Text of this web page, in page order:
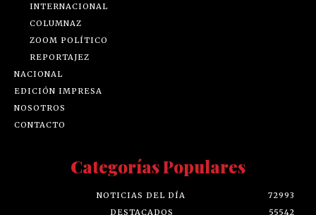
INTERNACIONAL
COLUMNAZ
ZOOM POLÍTICO
REPORTAJEZ
NACIONAL
EDICIÓN IMPRESA
NOSOTROS
CONTACTO
Categorías Populares
NOTICIAS DEL DÍA
72993
DESTACADOS
55542